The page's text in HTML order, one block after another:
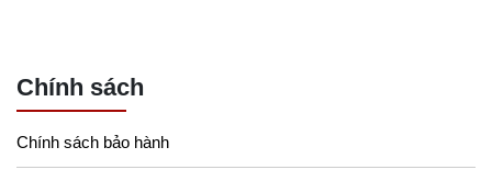
Chính sách
Chính sách bảo hành